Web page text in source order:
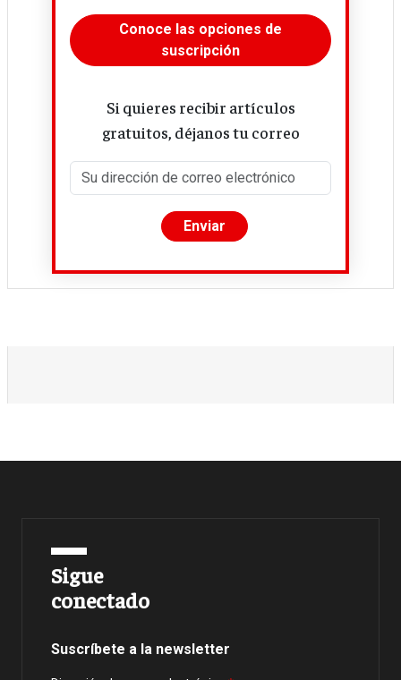
Conoce las opciones de
suscripción
Si quieres recibir artículos
gratuitos, déjanos tu correo
Sigue
conectado
Suscríbete a la newsletter